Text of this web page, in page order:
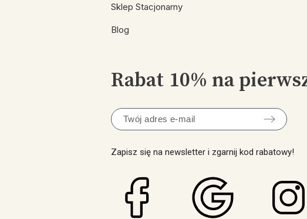
Sklep Stacjonarny
Blog
Rabat 10% na
Zapisz się na newsletter i zgarnij kod rabatowy!